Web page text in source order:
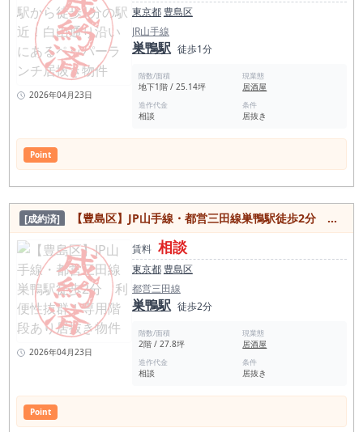
2026年04月23日
東京都 豊島区
JR山手線
巣鴨駅 徒歩1分
階数/面積
地下1階 / 25.14坪
現業態
居酒屋
造作代金
相談
条件
居抜き
Point
[成約済] 【豊島区】JP山手線・都営三田線巣鴨駅徒歩2分 利便性抜群！専用階段あり居抜き物件
2026年04月23日
賃料 相談
東京都 豊島区
都営三田線
巣鴨駅 徒歩2分
階数/面積
2階 / 27.8坪
現業態
居酒屋
造作代金
相談
条件
居抜き
Point